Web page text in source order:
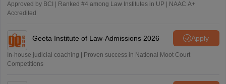
Approved by BCI | Ranked #4 among Law Institutes in UP | NAAC A+
Accredited
Geeta Institute of Law-Admissions 2026 Apply
In-house judicial coaching | Proven success in National Moot Court
Competitions